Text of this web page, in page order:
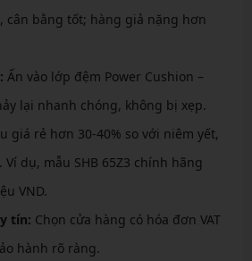
cân bằng tốt; hàng giả nặng hơn
Ấn vào lớp đệm Power Cushion –
lại nhanh chóng, không bị xẹp.
giá rẻ hơn 30-40% so với niêm yết,
dụ, mẫu SHB 65Z3 chính hãng
VND.
tín: Chọn cửa hàng có hóa đơn VAT
hành rõ ràng.